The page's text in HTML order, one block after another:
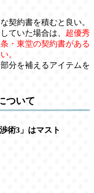
契約書を積むと良い。
ていた場合は、 超優秀
・東堂の契約書がある
。
分を補えるアイテムを
ついて
術3」はマスト